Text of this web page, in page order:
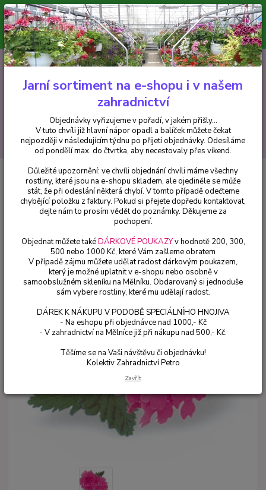
Minimální hodnota pro odeslání z e-shopu je 300 Kč.
V tuto chvíli již hlavní nápor objednávek opadl a balíček můžete čekat
nejpozději v následujícím týdnu po přijetí objednávky. Objednávky
vyřizujeme v pořadí, v jakém přišly...
CZK
Hledat
+420 602 223 614 0ks
za0 Kč
Balkónové rostliny Verbeny růžová - 083
Verbeny růžová - 083
Jarní sortiment na e-shopu i v našem
zahradnictví
Objednávky vyřizujeme v pořadí, v jakém přišly...
V tuto chvíli již hlavní nápor opadl a balíček můžete čekat
nejpozději v následujícím týdnu po přijetí objednávky. Odesíláme
od pondělí max. do čtvrtka, aby necestovaly přes víkend.
Důležité upozornění: ve chvíli objednání chvíli máme všechny
rostliny, které jsou na e-shopu skladem, ale ojediněle se může
stát, že při odeslání některá chybí. V tomto případě odečteme
chybějící položku z faktury. Pokud si přejete dopředu kontaktovat,
dejte nám to prosím vědět do poznámky. Děkujeme za
pochopení.
Objednat můžete takéDÁRKOVÉ POUKAZYv hodnotě 200, 300,
500 nebo 1000 Kč, které Vám zašleme obratem
V případě zájmu můžete udělat radost dárkovým poukazem,
který je možné uplatnit v e-shopu nebo osobně v
samoobslužném skleníku na Mělníku. Obdarovaný si jednoduše
sám vybere rostliny, které mu udělají radost.
DÁREK K NÁKUPU V PODOBĚ SPECIÁLNÍHO HNOJIVA
- Na eshopu při objednávce nad 1000,- Kč
- V zahradnictví na Mělníce již při nákupu nad 500,- Kč.
Těšíme se na Vaši návštěvu či objednávku!
Kolektiv Zahradnictví Petro
Zavřít